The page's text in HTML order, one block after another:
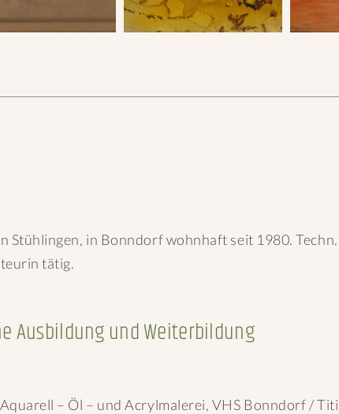
Stühlingen, in Bonndorf wohnhaft seit 1980.
tätig.
Ausbildung und Weiterbildung
– Öl – und Acrylmalerei, VHS Bonndorf /